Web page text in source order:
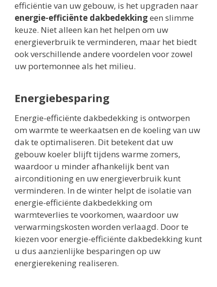
efficiëntie van uw gebouw, is het upgraden naar
energie-efficiënte dakbedekkingeen slimme
keuze. Niet alleen kan het helpen om uw
energieverbruik te verminderen, maar het biedt
ook verschillende andere voordelen voor zowel
uw portemonnee als het milieu.
Energiebesparing
Energie-efficiënte dakbedekking is ontworpen
om warmte te weerkaatsen en de koeling van uw
dak te optimaliseren. Dit betekent dat uw
gebouw koeler blijft tijdens warme zomers,
waardoor u minder afhankelijk bent van
airconditioning en uw energieverbruik kunt
verminderen. In de winter helpt de isolatie van
energie-efficiënte dakbedekking om
warmteverlies te voorkomen, waardoor uw
verwarmingskosten worden verlaagd. Door te
kiezen voor energie-efficiënte dakbedekking kunt
u dus aanzienlijke besparingen op uw
energierekening realiseren.